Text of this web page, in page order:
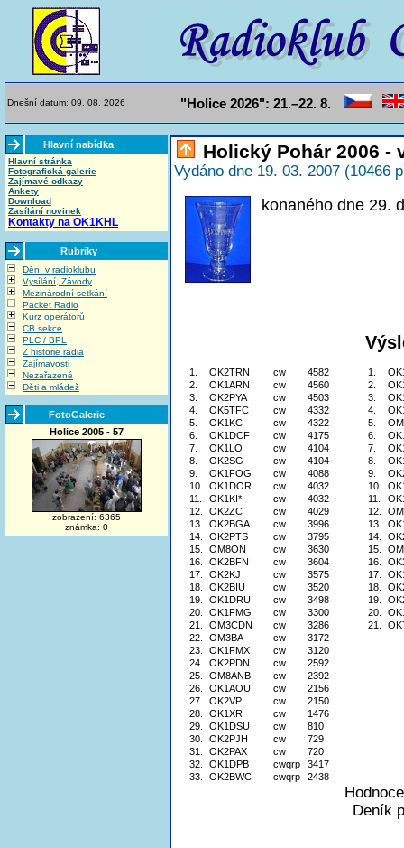
Dnešní datum: 09. 08. 2026 "Holice 2026": 21.–22. 8.
Hlavní nabídka
Hlavní stránka
Fotografická galerie
Zajímavé odkazy
Ankety
Download
Zasílání novinek
Kontakty na OK1KHL
Rubriky
Dění v radioklubu
Vysílání, Závody
Mezinárodní setkání
Packet Radio
Kurz operátorů
CB sekce
PLC / BPL
Z historie rádia
Zajímavosti
Nezařazené
Děti a mládež
FotoGalerie
Holice 2005 - 57
zobrazení: 6365
známka: 0
Holický Pohár 2006 -
Vydáno dne 19. 03. 2007 (10466
konaného dne 29.
1. OK2TRN cw
4582
2.
OK1ARN cw
4560
3.
OK2PYA cw
4503
4.
OK5TFC cw
4332
5.
OK1KC cw
4322
6.
OK1DCF cw
4175
7.
OK1LO cw
4104
8.
OK2SG cw
4104
9.
OK1FOG cw
4088
10.
OK1DOR cw
4032
11.
OK1KI* cw
4032
12.
OK2ZC cw
4029
13.
OK2BGA cw
3996
14.
OK2PTS cw
3795
15.
OM8ON cw
3630
16.
OK2BFN cw
3604
17.
OK2KJ cw
3575
18.
OK2BIU cw
3520
19.
OK1DRU cw
3498
20.
OK1FMG cw
3300
21.
OM3CDN cw
3286
22.
OM3BA cw
3172
23.
OK1FMX cw
3120
24.
OK2PDN cw
2592
25.
OM8ANB cw
2392
26.
OK1AOU cw
2156
27.
OK2VP cw
2150
28.
OK1XR cw
1476
29.
OK1DSU cw
810
30.
OK2PJH cw
729
31.
OK2PAX cw
720
32.
OK1DPB cwqrp
3417
33.
OK2BWC cwqrp 2438
1.
2.
3.
4.
5.
6.
7.
8.
9.
10.
11.
12.
13.
14.
15.
16.
17.
18.
19.
20.
21.
Deník